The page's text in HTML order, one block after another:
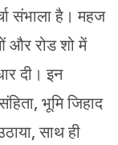
संभाला है। महज
और रोड शो में
दी। इन
भूमि जिहाद
साथ ही